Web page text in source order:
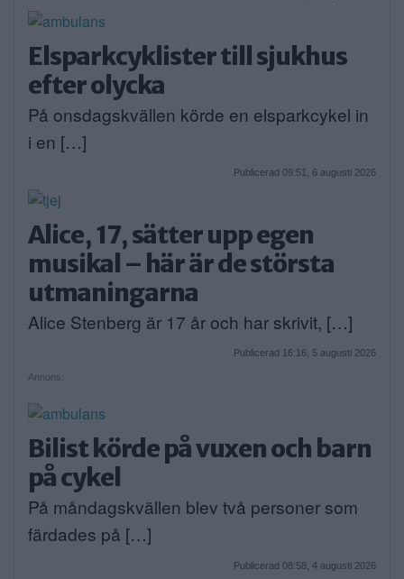
Elsparkcyklister till sjukhus
efter olycka
På onsdagskvällen körde en elsparkcykel in
i en […]
Publicerad 09:51, 6 augusti 2026
Alice, 17, sätter upp egen
musikal – här är de största
utmaningarna
Alice Stenberg är 17 år och har skrivit, […]
Publicerad 16:16, 5 augusti 2026
Annons:
Bilist körde på vuxen och barn
på cykel
På måndagskvällen blev två personer som
färdades på […]
Publicerad 08:58, 4 augusti 2026